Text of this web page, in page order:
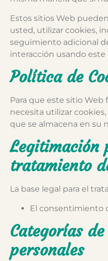
Estos sitios Web
usted, utilizar cookies,
seguimiento adicional
interacción usando este
Política de
Para que este sitio
necesita utilizar
que se almacena en su
Legitimación
tratamiento
La base legal para el
El consentimiento
Categorías
personales